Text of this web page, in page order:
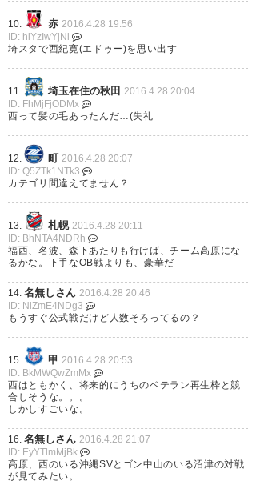
沖縄SVどんだけ～☆
https://t.co/aatVJOaeeu
— 宮さん大ちゃん
(YuchanMoechan)2016, 4月 28
高原、飯尾、森、西……国立でヴ
ィッセルに勝った試合を思い出
すなぁ。
— peada19 (peada19)
月 28
10. 赤 2016.4.28 19:56
ID: hiYzIwYjNl
埼スタで西紀寛(エドゥー)を思い出す
11. 埼玉在住の秋田 2016.4.28 20:04
ID: FhMjFjODMx
西って髪の毛あったんだ…(失礼
12. 町 2016.4.28 20:07
ID: Q5ZTk1NTk3
カテゴリ間違えてません？
13. 札幌 2016.4.28 20:11
ID: BhNTA4NDRh
福西、名波、森下あたりも行けば、チーム高原にな
るかな。下手なOB戦よりも、豪華だ
14. 名無しさん 2016.4.28 20:46
ID: NiZmE4NDg3
もうすぐ公式戦だけど人数そろってるの？
15. 甲 2016.4.28 20:53
ID: BkMWQwZmMx
西はともかく、将来的にうちのベテラン再生枠と競
合しそうな。。。
しかしすごいな。
16. 名無しさん 2016.4.28 21:07
ID: EyYTlmMjBk
高原、西のいる沖縄SVとゴン中山のいる沼津の対戦
が見てみたい。